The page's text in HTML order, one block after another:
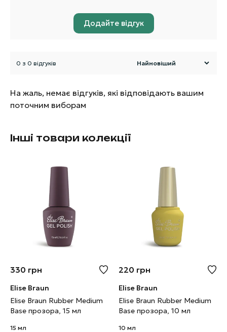
Додайте відгук
0 з 0 відгуків
На жаль, немає відгуків, які відповідають вашим
поточним виборам
Інші товари колекції
330 грн
Elise Braun
Elise Braun Rubber Medium
Base прозора, 15 мл
15 мл
220 грн
Elise Braun
Elise Braun Rubber Medium
Base прозора, 10 мл
10 мл